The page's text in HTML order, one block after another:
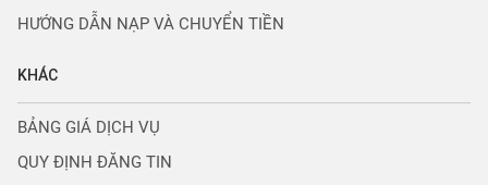
HƯỚNG DẪN NẠP VÀ CHUYỂN TIỀN
KHÁC
BẢNG GIÁ DỊCH VỤ
QUY ĐỊNH ĐĂNG TIN